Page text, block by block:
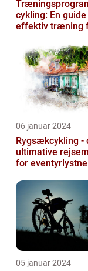
cykling: En
effektiv træning
06 januar 2024
Rygsækcykling -
ultimative
for eventyrlystne
05 januar 2024